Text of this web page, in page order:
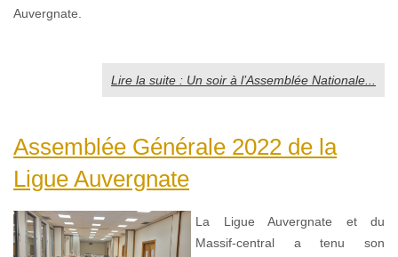
Auvergnate.
Lire la suite : Un soir à l’Assemblée Nationale...
Assemblée Générale 2022 de la
Ligue Auvergnate
La Ligue Auvergnate et du
Massif-central a tenu son